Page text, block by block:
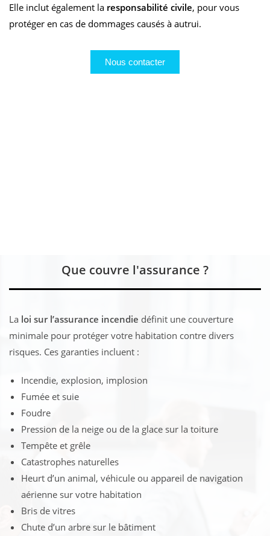
Elle inclut également la responsabilité civile, pour vous
protéger en cas de dommages causés à autrui.
Nous contacter
Que couvre l'assurance ?
La loi sur l’assurance incendie définit une couverture
minimale pour protéger votre habitation contre divers
risques. Ces garanties incluent :
Incendie, explosion, implosion
Fumée et suie
Foudre
Pression de la neige ou de la glace sur la toiture
Tempête et grêle
Catastrophes naturelles
Heurt d’un animal, véhicule ou appareil de navigation
aérienne sur votre habitation
Bris de vitres
Chute d’un arbre sur le bâtiment